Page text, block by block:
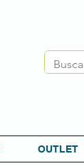
OUTLET